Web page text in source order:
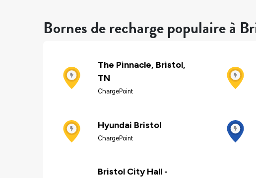
Bornes de recharge populaire à
The Pinnacle, Bristol,
TN
ChargePoint
Hyundai Bristol
ChargePoint
Bristol City Hall -